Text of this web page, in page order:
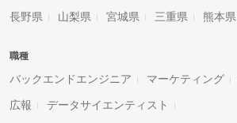
長野県 山梨県 宮城県 三重県 熊本県
職種
バックエンドエンジニア マーケティング
広報 データサイエンティスト